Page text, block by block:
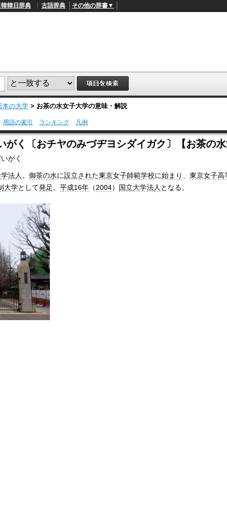
韓韓日辞典 古語辞典 その他の辞書▼
本の大学 > お茶の水女子大学の意味・解説
/
L
o
a
d
:
4
9
4
5
%
用語の索引 ランキング 凡例
がく〔おチヤのみづヂヨシダイガク〕【お茶の水
がく
法人 。御茶の水に設立された東京女子師範学校に始まり 、東京女子高
大学として発足 。平成16年 （2004） 国立大学法人 となる。